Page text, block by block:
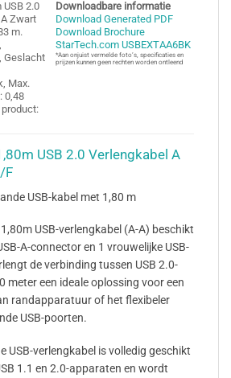
2.0
Zwart
m.
Geslacht
Max.
0,48
Downloadbare informatie
Download Generated PDF
Download Brochure
StarTech.com USBEXTAA6BK
*Aan onjuist vermelde foto’s, specificaties en
prijzen kunnen geen rechten worden ontleend
USB 2.0 Verlengkabel A
F
USB-kabel met 1,80 m
1,80m USB-verlengkabel (A-A) beschikt
A-connector en 1 vrouwelijke USB-
de verbinding tussen USB 2.0-
meter een ideale oplossing voor een
randapparatuur of het flexibeler
USB-poorten.
USB-verlengkabel is volledig geschikt
1.1 en 2.0-apparaten en wordt